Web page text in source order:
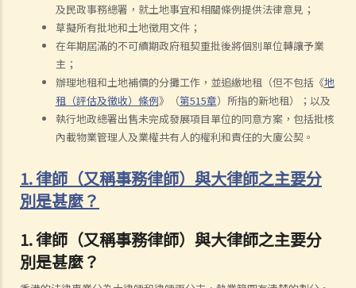
及民政事務總署，就土地事宜和相關條例提供法律意見；
草擬所有批地和土地徵用文件；
在年期屆滿的不可續期政府租契重批後將個別單位轉讓予業
主；
辦理地租和土地補價的分攤工作，並追繳地租（但不包括《地
租（評估及徵收）條例》（第515章）所指的新地租）；以及
執行地政總署出售未完成發展項目單位的同意方案，包括批核
內載物業管理人及業權共有人的權利和責任的大廈公契。
1. 律師（又稱事務律師）與大律師之主要分
別是甚麼？
1. 律師（又稱事務律師）與大律師之主要分
別是甚麼？